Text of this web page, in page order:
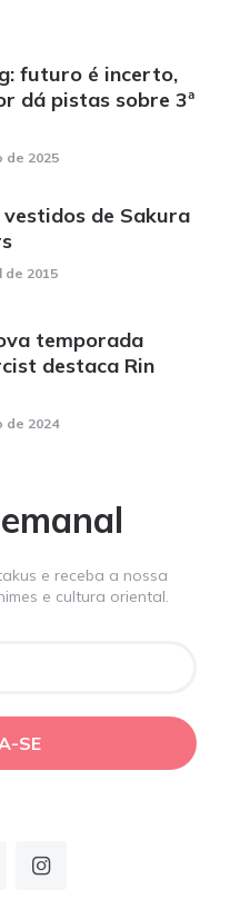
futuro é incerto,
dá pistas sobre 3ª
de 2025
de Sakura
de 2015
temporada
destaca Rin
de 2024
e receba a nossa
e cultura oriental.